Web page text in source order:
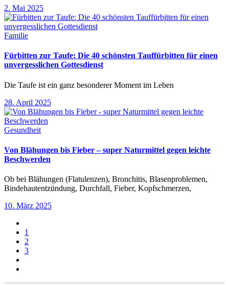
2. Mai 2025
Familie
Fürbitten zur Taufe: Die 40 schönsten Tauffürbitten für einen
unvergesslichen Gottesdienst
Die Taufe ist ein ganz besonderer Moment im Leben
28. April 2025
Gesundheit
Von Blähungen bis Fieber – super Naturmittel gegen leichte
Beschwerden
Ob bei Blähungen (Flatulenzen), Bronchitis, Blasenproblemen,
Bindehautentzündung, Durchfall, Fieber, Kopfschmerzen,
10. März 2025
1
2
3